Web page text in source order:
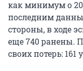
как минимум о
последним
стороны, в ходе
еще 740 ранены.
своих потерь: